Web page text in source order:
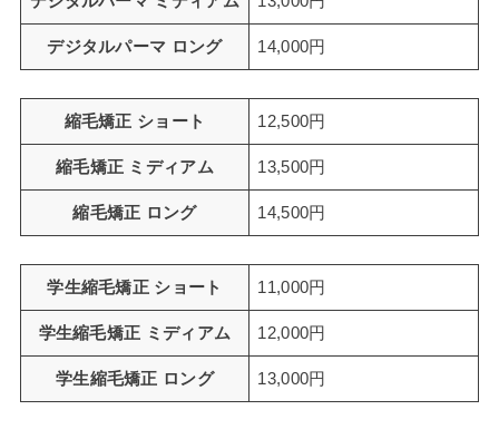
デジタルパーマ ロング 14,000円
縮毛矯正 ショート 12,500円
縮毛矯正 ミディアム 13,500円
縮毛矯正 ロング 14,500円
学生縮毛矯正 ショート 11,000円
学生縮毛矯正 ミディアム 12,000円
学生縮毛矯正 ロング 13,000円